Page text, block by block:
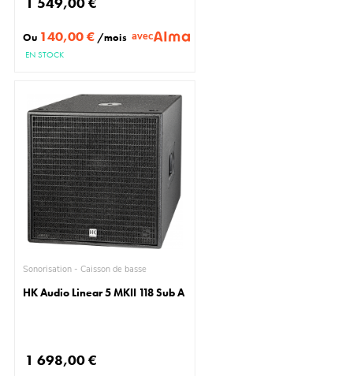
Ou 140,00 € /mois avec
EN STOCK
Sonorisation - Caisson de basse
HK Audio Linear 5 MKII 118 Sub A
1 698,00 €